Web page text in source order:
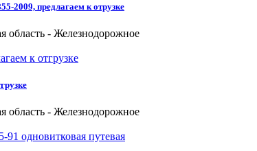
2009, предлагаем к отрузке
область - Железнодорожное
область - Железнодорожное